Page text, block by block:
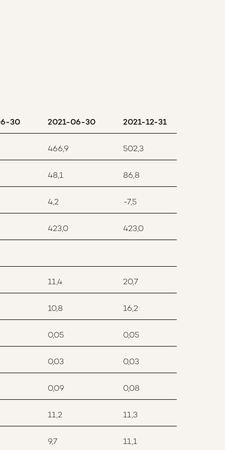
30 2021-06-30 2021-12-31
466,9 502,3
48,1 86,8
4,2 -7,5
423,0 423,0
11,4 20,7
10,8 16,2
0,05 0,05
0,03 0,03
0,09 0,08
11,2 11,3
9,7 11,1